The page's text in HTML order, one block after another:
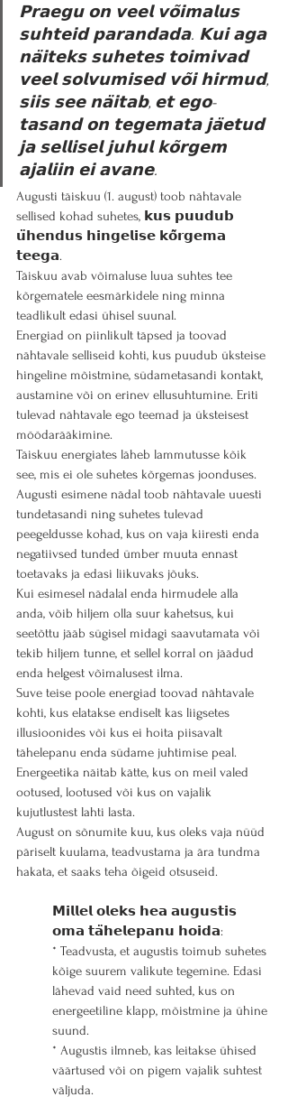
𝗣𝗿𝗮𝗲𝗴𝘂 𝗼𝗻 𝘃𝗲𝗲𝗹 𝘃𝗼̃𝗶𝗺𝗮𝗹𝘂𝘀
𝘀𝘂𝗵𝘁𝗲𝗶𝗱 𝗽𝗮𝗿𝗮𝗻𝗱𝗮𝗱𝗮. 𝗞𝘂𝗶 𝗮𝗴𝗮
𝗻𝗮̈𝗶𝘁𝗲𝗸𝘀 𝘀𝘂𝗵𝗲𝘁𝗲𝘀 𝘁𝗼𝗶𝗺𝗶𝘃𝗮𝗱
𝘃𝗲𝗲𝗹 𝘀𝗼𝗹𝘃𝘂𝗺𝗶𝘀𝗲𝗱 𝘃𝗼̃𝗶 𝗵𝗶𝗿𝗺𝘂𝗱,
𝘀𝗶𝗶𝘀 𝘀𝗲𝗲 𝗻𝗮̈𝗶𝘁𝗮𝗯, 𝗲𝘁 𝗲𝗴𝗼-
𝘁𝗮𝘀𝗮𝗻𝗱 𝗼𝗻 𝘁𝗲𝗴𝗲𝗺𝗮𝘁𝗮 𝗷𝗮̈𝗲𝘁𝘂𝗱
𝗷𝗮 𝘀𝗲𝗹𝗹𝗶𝘀𝗲𝗹 𝗷𝘂𝗵𝘂𝗹 𝗸𝗼̃𝗿𝗴𝗲𝗺
𝗮𝗷𝗮𝗹𝗶𝗶𝗻 𝗲𝗶 𝗮𝘃𝗮𝗻𝗲.
Augusti täiskuu (1. august) toob nähtavale
sellised kohad suhetes, 𝗸𝘂𝘀 𝗽𝘂𝘂𝗱𝘂𝗯
𝘂̈𝗵𝗲𝗻𝗱𝘂𝘀 𝗵𝗶𝗻𝗴𝗲𝗹𝗶𝘀𝗲 𝗸𝗼̃𝗿𝗴𝗲𝗺𝗮
𝘁𝗲𝗲𝗴𝗮.
Täiskuu avab võimaluse luua suhtes tee
kõrgematele eesmärkidele ning minna
teadlikult edasi ühisel suunal.
Energiad on piinlikult täpsed ja toovad
nähtavale selliseid kohti, kus puudub üksteise
hingeline mõistmine, südametasandi kontakt,
austamine või on erinev ellusuhtumine. Eriti
tulevad nähtavale ego teemad ja üksteisest
möödarääkimine.
Täiskuu energiates läheb lammutusse kõik
see, mis ei ole suhetes kõrgemas joonduses.
Augusti esimene nädal toob nähtavale uuesti
tundetasandi ning suhetes tulevad
peegeldusse kohad, kus on vaja kiiresti enda
negatiivsed tunded ümber muuta ennast
toetavaks ja edasi liikuvaks jõuks.
Kui esimesel nädalal enda hirmudele alla
anda, võib hiljem olla suur kahetsus, kui
seetõttu jääb sügisel midagi saavutamata või
tekib hiljem tunne, et sellel korral on jäädud
enda helgest võimalusest ilma.
Suve teise poole energiad toovad nähtavale
kohti, kus elatakse endiselt kas liigsetes
illusioonides või kus ei hoita piisavalt
tähelepanu enda südame juhtimise peal.
Energeetika näitab kätte, kus on meil valed
ootused, lootused või kus on vajalik
kujutlustest lahti lasta.
August on sõnumite kuu, kus oleks vaja nüüd
päriselt kuulama, teadvustama ja ära tundma
hakata, et saaks teha õigeid otsuseid.
𝗠𝗶𝗹𝗹𝗲𝗹 𝗼𝗹𝗲𝗸𝘀 𝗵𝗲𝗮 𝗮𝘂𝗴𝘂𝘀𝘁𝗶𝘀
𝗼𝗺𝗮 𝘁𝗮̈𝗵𝗲𝗹𝗲𝗽𝗮𝗻𝘂 𝗵𝗼𝗶𝗱𝗮:
* Teadvusta, et augustis toimub suhetes
kõige suurem valikute tegemine. Edasi
lähevad vaid need suhted, kus on
energeetiline klapp, mõistmine ja ühine
suund.
* Augustis ilmneb, kas leitakse ühised
väärtused või on pigem vajalik suhtest
väljuda.